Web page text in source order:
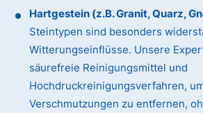
Hartgestein (z.B. Granit, Quarz,
Steintypen sind besonders
Witterungseinflüsse. Unsere
säurefreie Reinigungsmittel und
Hochdruckreinigungsverfahren,
Verschmutzungen zu entfernen,